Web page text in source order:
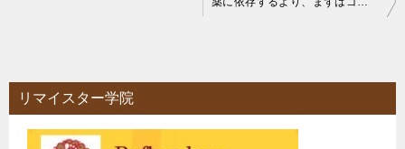
ビ
ゲ
リマイスター学院